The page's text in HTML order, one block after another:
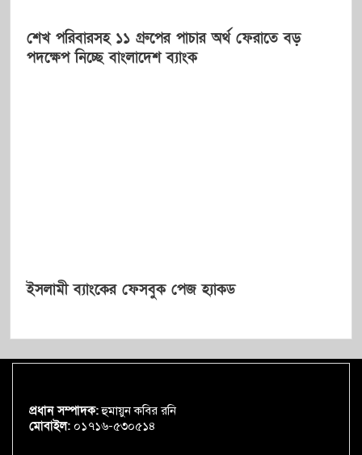
শেখ পরিবারসহ ১১ গ্রুপের পাচার অর্থ ফেরাতে বড়
পদক্ষেপ নিচ্ছে বাংলাদেশ ব্যাংক
ইসলামী ব্যাংকের ফেসবুক পেজ হ্যাকড
প্রধান সম্পাদক:হুমায়ুন কবির রনি
মোবাইল: ০১৭১৬-৫৩০৫১৪